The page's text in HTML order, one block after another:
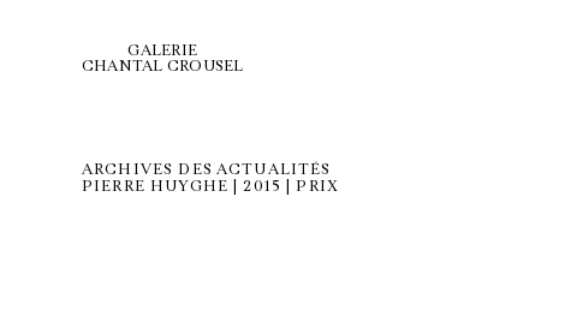
GALERIE
CHANTAL CROUSEL
ARCHIVES DES ACTUALITÉS
PIERRE HUYGHE | 2015 | PRIX